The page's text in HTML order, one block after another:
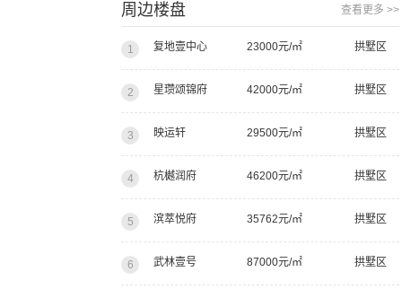
周边楼盘 查看更多 >>
1 复地壹中心 23000元/㎡ 拱墅区
2 星瓒颂锦府 42000元/㎡ 拱墅区
3 映运轩 29500元/㎡ 拱墅区
4 杭樾润府 46200元/㎡ 拱墅区
5 滨萃悦府 35762元/㎡ 拱墅区
6 武林壹号 87000元/㎡ 拱墅区